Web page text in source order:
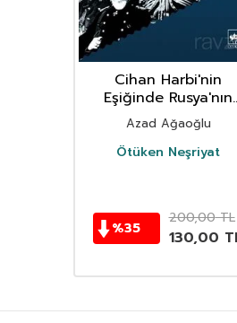
Cihan Harbi'nin
Eşiğinde Rusya'nın
Doğu'daki Hedefleri
Azad Ağaoğlu
Ötüken Neşriyat
%35
200,00TL
130,00